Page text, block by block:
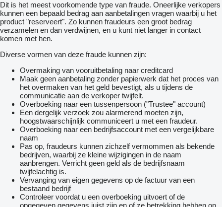
Dit is het meest voorkomende type van fraude. Oneerlijke verkopers
kunnen een bepaald bedrag aan aanbetalingen vragen waarbij u het
product "reserveert". Zo kunnen fraudeurs een groot bedrag
verzamelen en dan verdwijnen, en u kunt niet langer in contact
komen met hen.
Diverse vormen van deze fraude kunnen zijn:
Overmaking van vooruitbetaling naar creditcard
Maak geen aanbetaling zonder papierwerk dat het proces van
het overmaken van het geld bevestigt, als u tijdens de
communicatie aan de verkoper twijfelt.
Overboeking naar een tussenpersoon ("Trustee" account)
Een dergelijk verzoek zou alarmerend moeten zijn,
hoogstwaarschijnlijk communiceert u met een fraudeur.
Overboeking naar een bedrijfsaccount met een vergelijkbare
naam
Pas op, fraudeurs kunnen zichzelf vermommen als bekende
bedrijven, waarbij ze kleine wijzigingen in de naam
aanbrengen. Verricht geen geld als de bedrijfsnaam
twijfelachtig is.
Vervanging van eigen gegevens op de factuur van een
bestaand bedrijf
Controleer voordat u een overboeking uitvoert of de